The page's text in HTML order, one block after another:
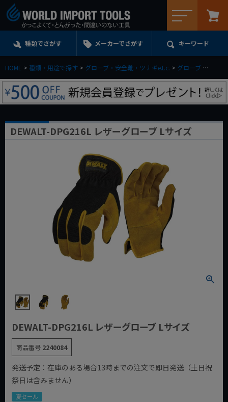
種類でさがす メーカーでさがす キーワード
HOME 種類・用途で探す グローブ・安全靴・ツナギe.t.c. グローブ
DEWALT-DPG216L レザーグローブ Lサイズ
DEWALT-DPG216L レザーグローブ Lサイズ
商品番号 2240084
発送予定：在庫のある場合13時までの注文で即日発送（土日祝
祭日は含みません）
夏セール